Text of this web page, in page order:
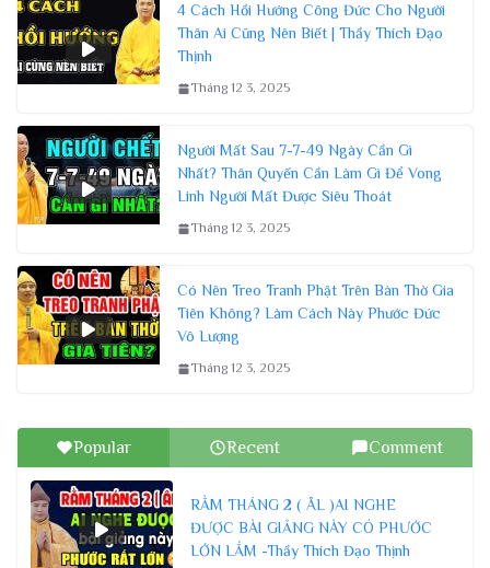
4 Cách Hồi Hướng Công Đức Cho Người
Thân Ai Cũng Nên Biết | Thầy Thích Đạo
Thịnh
Tháng 12 3, 2025
Người Mất Sau 7-7-49 Ngày Cần Gì
Nhất? Thân Quyến Cần Làm Gì Để Vong
Linh Người Mất Được Siêu Thoát
Tháng 12 3, 2025
Có Nên Treo Tranh Phật Trên Bàn Thờ Gia
Tiên Không? Làm Cách Này Phước Đức
Vô Lượng
Tháng 12 3, 2025
Popular Recent Comment
RẰM THÁNG 2 ( ÂL )AI NGHE
ĐƯỢC BÀI GIẢNG NÀY CÓ PHƯỚC
LỚN LẮM -Thầy Thích Đạo Thịnh